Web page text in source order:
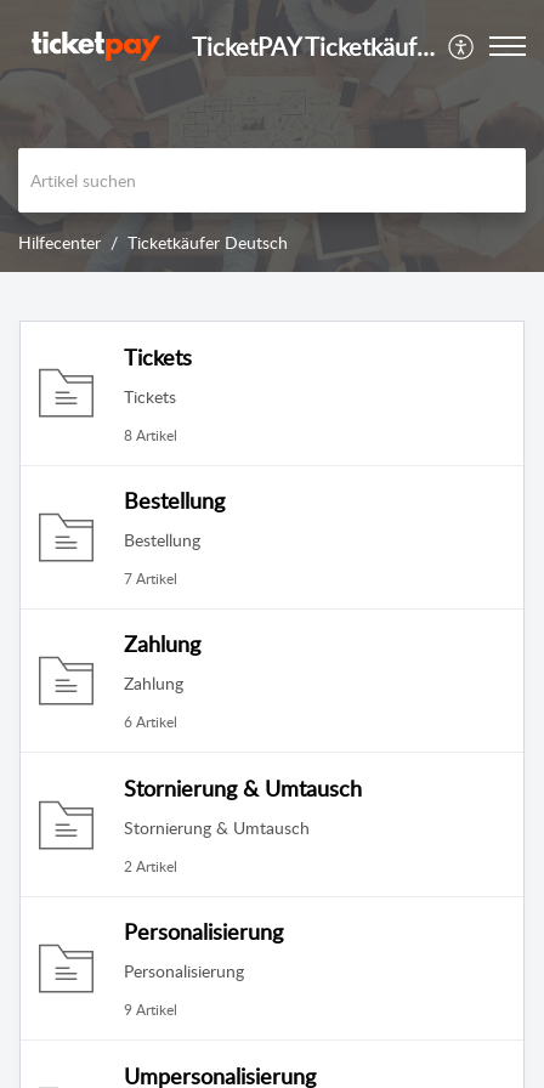
TicketPAY Ticketkäufer
Hilfecenter Ticketkäufer Deutsch
Tickets
Tickets
8 Artikel
Bestellung
Bestellung
7 Artikel
Zahlung
Zahlung
6 Artikel
Stornierung & Umtausch
Stornierung & Umtausch
2 Artikel
Personalisierung
Personalisierung
9 Artikel
Umpersonalisierung